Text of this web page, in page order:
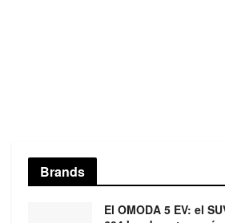
Brands
El OMODA 5 EV: el